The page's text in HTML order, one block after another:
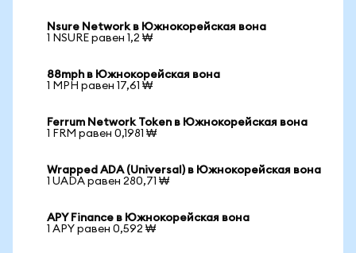
Nsure Network в Южнокорейская вона
1 NSURE равен 1,2 ₩
88mph в Южнокорейская вона
1 MPH равен 17,61 ₩
Ferrum Network Token в Южнокорейская вона
1 FRM равен 0,1981 ₩
Wrapped ADA (Universal) в Южнокорейская вона
1 UADA равен 280,71 ₩
APY Finance в Южнокорейская вона
1 APY равен 0,592 ₩